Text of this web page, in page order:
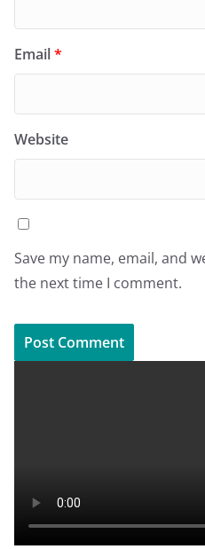
Email*
Website
Save my name, email, and
the next time I comment.